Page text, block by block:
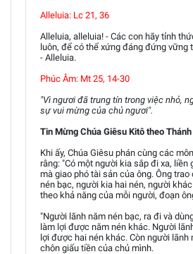
Alleluia: Lc 21, 36
Alleluia, alleluia! - Các con hãy tỉnh
luôn, để có thể xứng đáng đứng vững
- Alleluia.
Phúc Âm: Mt 25, 14-30
"Vì ngươi đã trung tín trong việc nhỏ,
sự vui mừng của chủ ngươi".
Tin Mừng Chúa Giêsu Kitô theo
Khi ấy, Chúa Giêsu phán cùng các
rằng: "Có một người kia sắp đi xa, liền
mà giao phó tài sản của ông. Ông
nén bạc, người kia hai nén, người
theo khả năng của mỗi người, đoạn
"Người lãnh năm nén bạc, ra đi và
làm lợi được năm nén khác. Người
lợi được hai nén khác. Còn người lãnh
chôn giấu tiền của chủ mình.